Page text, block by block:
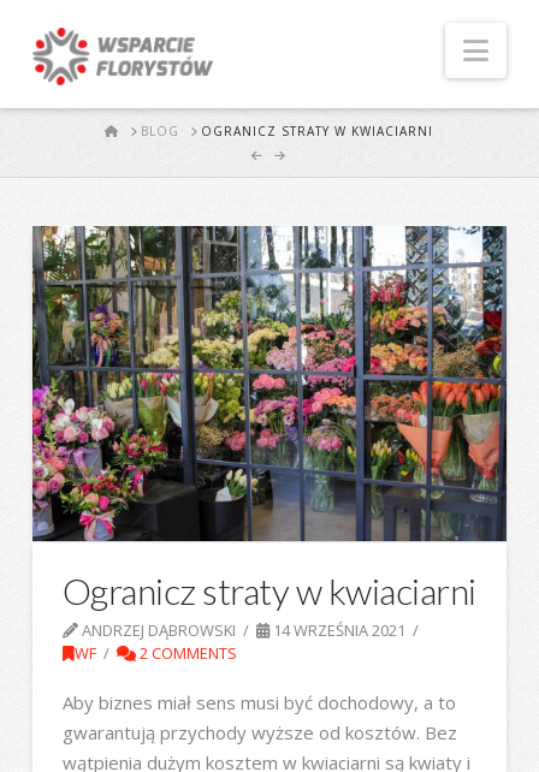
STARTBLOG OGRANICZ STRATY W KWIACIARNI
Ogranicz straty w kwiaciarni
ANDRZEJ DĄBROWSKI
14 WRZEŚNIA 2021
WF
2 COMMENTS
Aby biznes miał sens musi być dochodowy, a to
gwarantują przychody wyższe od kosztów. Bez
wątpienia dużym kosztem w kwiaciarni są kwiaty i